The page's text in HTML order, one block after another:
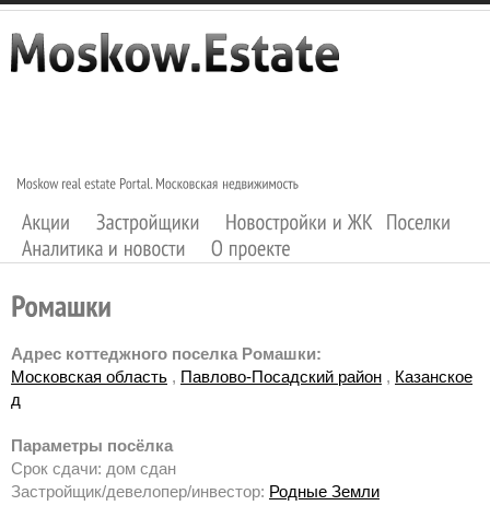
Адрес коттеджного поселка Ромашки:
Московская область , Павлово-Посадский район , Казанское
д
Параметры посёлка
Срок сдачи: дом сдан
Застройщик/девелопер/инвестор: Родные Земли